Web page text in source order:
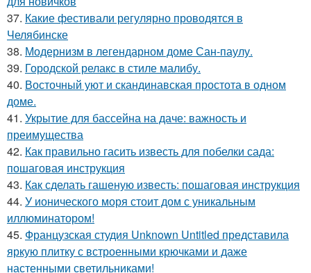
37. Какие фестивали регулярно проводятся в
Челябинске
38. Модернизм в легендарном доме Сан-паулу.
39. Городской релакс в стиле малибу.
40. Восточный уют и скандинавская простота в одном
доме.
41. Укрытие для бассейна на даче: важность и
преимущества
42. Как правильно гасить известь для побелки сада:
пошаговая инструкция
43. Как сделать гашеную известь: пошаговая инструкция
44. У ионического моря стоит дом с уникальным
иллюминатором!
45. Французская студия Unknown Untitled представила
яркую плитку с встроенными крючками и даже
настенными светильниками!